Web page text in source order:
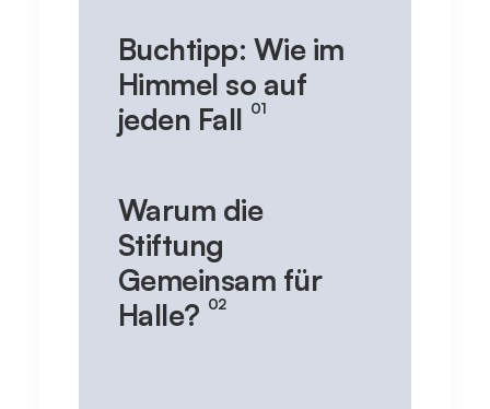
Buchtipp: Wie im
Himmel so auf
jeden Fall 01
Warum die
Stiftung
Gemeinsam für
Halle? 02